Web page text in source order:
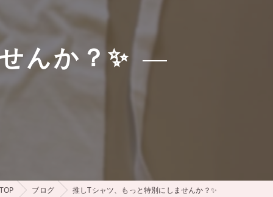
んか？✨
ブログ 推しTシャツ、もっと特別にしませんか？✨